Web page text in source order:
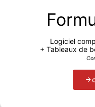
Logiciel
+ Tableaux de